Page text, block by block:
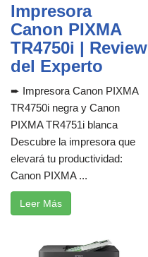
Impresora
Canon PIXMA
TR4750i | Review
del Experto
➨ Impresora Canon PIXMA
TR4750i negra y Canon
PIXMA TR4751i blanca
Descubre la impresora que
elevará tu productividad:
Canon PIXMA ...
Leer Más